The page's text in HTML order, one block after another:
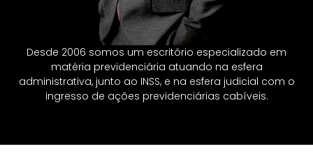
Desde 2006 somos um escritório especializado em
matéria previdenciária atuando na esfera
administrativa, junto ao INSS, e na esfera judicial com o
ingresso de ações previdenciárias cabíveis.